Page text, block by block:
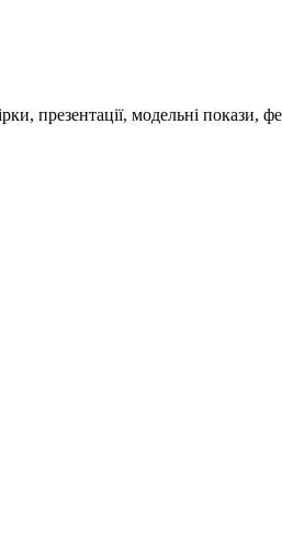
презентації, модельні